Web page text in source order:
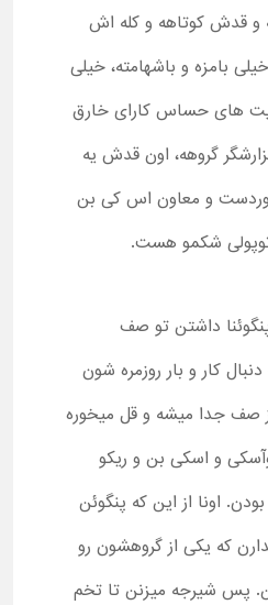
قدش کوتاهه و کله اش
بامزه و باشهامته، خیلی
های حساس کارای خارق
گروهه، اون قدش یه
و وردست و معاون اس کی بن
شکمو هست.
داشتن تو صف
کار و بار روزمره شون
صف جدا میشه و قل میخوره
و اسکی بن و ریکو
اونا از این که پنگوئن
که یکی از گروهشون رو
پس شیرجه میزنن تا تخم